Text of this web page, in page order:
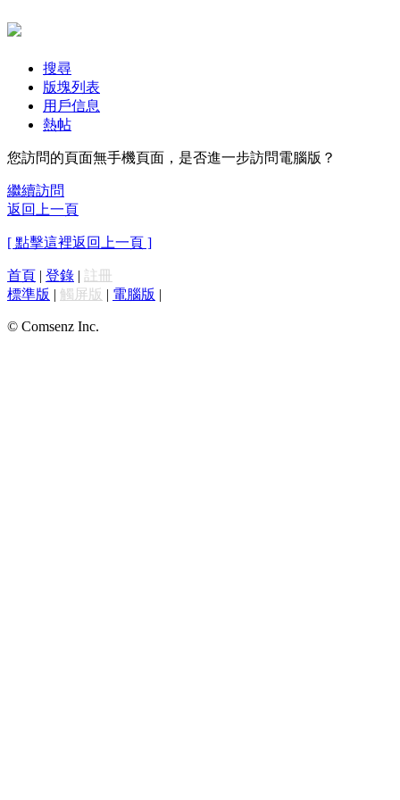
搜尋
版塊列表
用戶信息
熱帖
您訪問的頁面無手機頁面，是否進一步訪問電腦版？
繼續訪問
返回上一頁
[ 點擊這裡返回上一頁 ]
首頁 | 登錄 | 註冊
標準版 | 觸屏版 | 電腦版 |
© Comsenz Inc.